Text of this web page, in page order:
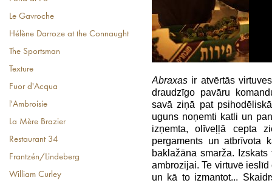
Le Gavroche
Hélène Darroze at the Connaught
The Sportsman
Texture
Fuor d'Acqua
l'Ambroisie
La Mère Brazier
Restaurant 34
Frantzén/Lindeberg
William Curley
Abraxas ir atvērtās
draudzīgo pavāru
savā ziņā pat
uguns noņemti katli un
izņemta, olīveļļā cepta
pergaments un atbrīvota
baklažāna smarža.
ambrozijai. Te virtuvē
un kā to izmantot...